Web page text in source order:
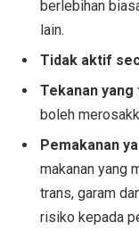
berlebihan
lain.
Tidak aktif
Tekanan yang
boleh
Pemakanan
makanan yang
trans, garam
risiko kepada